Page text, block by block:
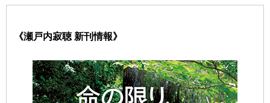
《瀬戸内寂聴 新刊情報》